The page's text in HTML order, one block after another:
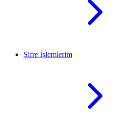
Şifre İşlemlerim